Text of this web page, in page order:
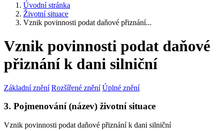
Úvodní stránka
Životní situace
Vznik povinnosti podat daňové přiznání...
Vznik povinnosti podat daňové
přiznání k dani silniční
Základní znění Rozšířené znění Úplné znění
3. Pojmenování (název) životní situace
Vznik povinnosti podat daňové přiznání k dani silniční